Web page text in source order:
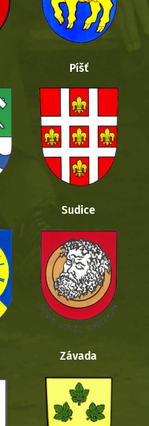
Píšť
Sudice
Závada